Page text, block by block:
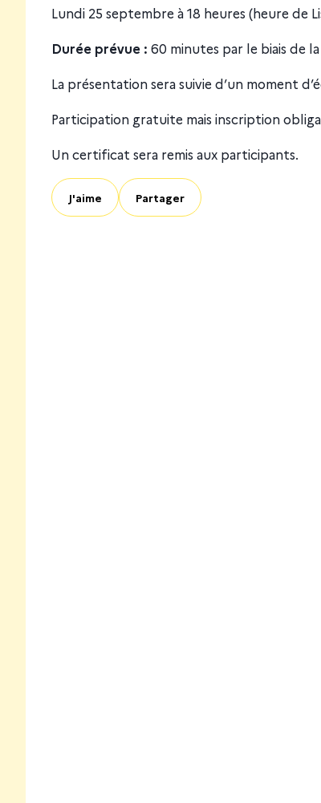
Lundi 25 septembre à 18 heures (heure de
Durée prévue : 60 minutes par le biais de
La présentation sera suivie d’un moment
Participation gratuite mais inscription
Un certificat sera remis aux participants.
J'aime Partager